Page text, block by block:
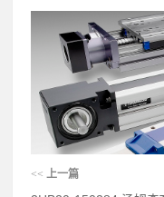
<< 上一篇